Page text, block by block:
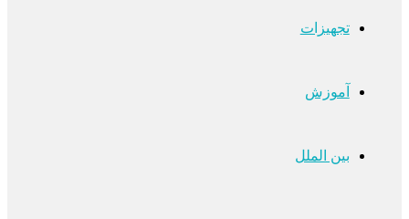
تجهیزات
آموزش
بین الملل